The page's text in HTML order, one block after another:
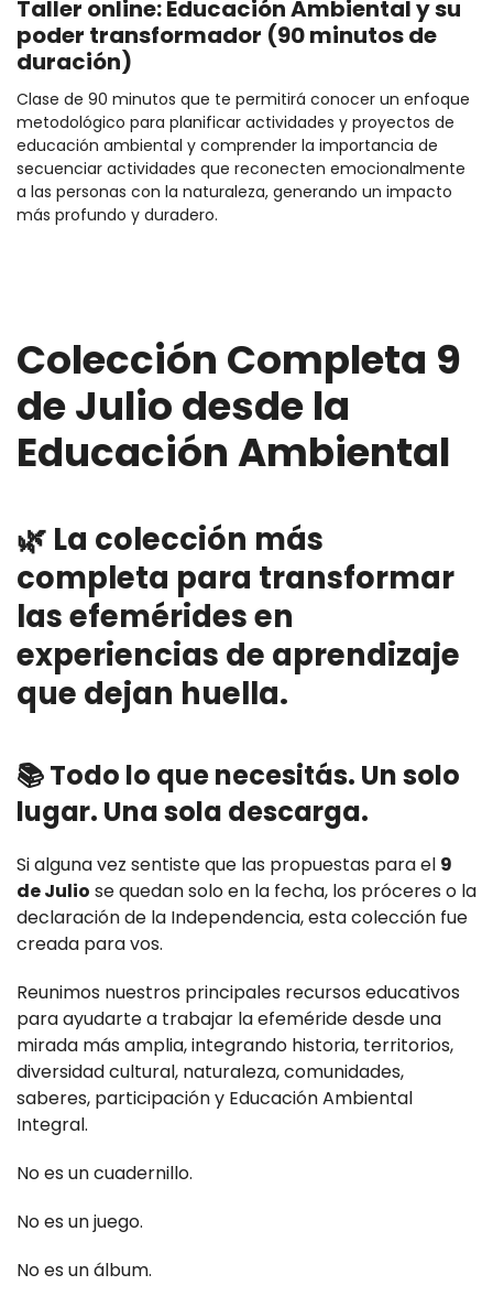
Taller online: Educación Ambiental y su
poder transformador (90 minutos de
duración)
Clase de 90 minutos que te permitirá conocer un enfoque
metodológico para planificar actividades y proyectos de
educación ambiental y comprender la importancia de
secuenciar actividades que reconecten emocionalmente
a las personas con la naturaleza, generando un impacto
más profundo y duradero.
Colección Completa 9
de Julio desde la
Educación Ambiental
🌿 La colección más
completa para transformar
las efemérides en
experiencias de aprendizaje
que dejan huella.
📚 Todo lo que necesitás. Un solo
lugar. Una sola descarga.
Si alguna vez sentiste que las propuestas para el 9
de Julio se quedan solo en la fecha, los próceres o la
declaración de la Independencia, esta colección fue
creada para vos.
Reunimos nuestros principales recursos educativos
para ayudarte a trabajar la efeméride desde una
mirada más amplia, integrando historia, territorios,
diversidad cultural, naturaleza, comunidades,
saberes, participación y Educación Ambiental
Integral.
No es un cuadernillo.
No es un juego.
No es un álbum.